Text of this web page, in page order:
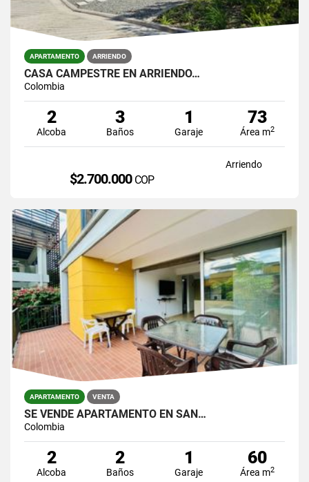
APARTAMENTO ARRIENDO
CASA CAMPESTRE EN ARRIENDO…
Colombia
2
Alcoba
3
Baños
1
Garaje
73
Área m2
Arriendo
$2.700.000 COP
APARTAMENTO VENTA
SE VENDE APARTAMENTO EN SAN…
Colombia
2
Alcoba
2
Baños
1
Garaje
60
Área m2